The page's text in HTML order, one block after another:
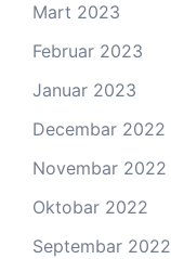
Mart 2023
Februar 2023
Januar 2023
Decembar 2022
Novembar 2022
Oktobar 2022
Septembar 2022